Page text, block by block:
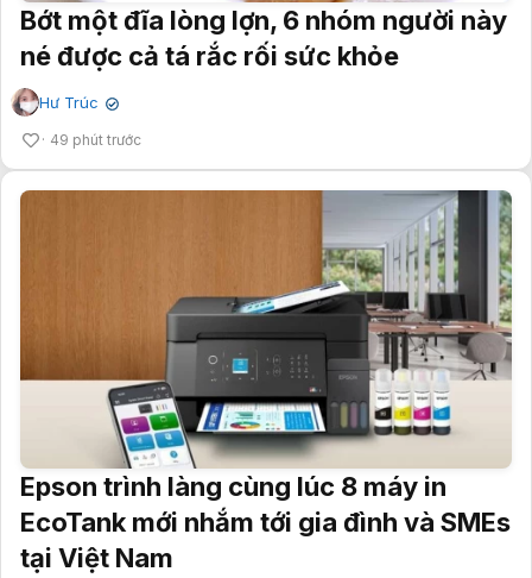
Bớt một đĩa lòng lợn, 6 nhóm người này
né được cả tá rắc rối sức khỏe
Hư Trúc ✔
49 phút trước
Epson trình làng cùng lúc 8 máy in
EcoTank mới nhắm tới gia đình và SMEs
tại Việt Nam